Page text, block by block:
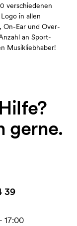
verschiedenen
in allen
On-Ear und Over-
an Sport-
Musikliebhaber!
gerne.
39
17:00